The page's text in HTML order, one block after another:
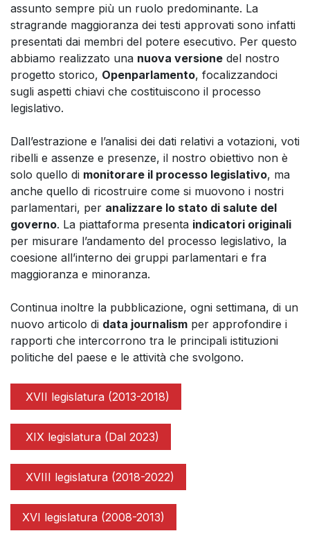
assunto sempre più un ruolo predominante. La
stragrande maggioranza dei testi approvati sono infatti
presentati dai membri del potere esecutivo. Per questo
abbiamo realizzato una nuova versione del nostro
progetto storico, Openparlamento, focalizzandoci
sugli aspetti chiavi che costituiscono il processo
legislativo.
Dall’estrazione e l’analisi dei dati relativi a votazioni, voti
ribelli e assenze e presenze, il nostro obiettivo non è
solo quello di monitorare il processo legislativo, ma
anche quello di ricostruire come si muovono i nostri
parlamentari, per analizzare lo stato di salute del
governo. La piattaforma presenta indicatori originali
per misurare l’andamento del processo legislativo, la
coesione all’interno dei gruppi parlamentari e fra
maggioranza e minoranza.
Continua inoltre la pubblicazione, ogni settimana, di un
nuovo articolo di data journalism per approfondire i
rapporti che intercorrono tra le principali istituzioni
politiche del paese e le attività che svolgono.
XVII legislatura (2013-2018)
XIX legislatura (Dal 2023)
XVIII legislatura (2018-2022)
XVI legislatura (2008-2013)